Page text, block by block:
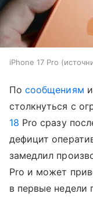
iPhone 17 Pro
Посообщениям
столкнуться с
18 Pro сразу
дефицит
замедлил
Pro и может
в первые недели